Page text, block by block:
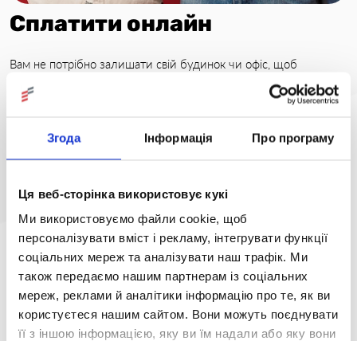
Згода Інформація Про програму
Ця веб-сторінка використовує кукі
Ми використовуємо файли cookie, щоб
персоналізувати вміст і рекламу, інтегрувати функції
соціальних мереж та аналізувати наш трафік. Ми
також передаємо нашим партнерам із соціальних
мереж, реклами й аналітики інформацію про те, як ви
користуєтеся нашим сайтом. Вони можуть поєднувати
її з іншою інформацією, яку ви їм надали або яку вони
Cплатити онлайн
Вам не потрібно залишати свій будинок чи офіс, щоб
сплатити кредит. Ви можете перевірити суму належної суми
та сплатити її за допомогою нашого віртуального терміналу.
Сплатити